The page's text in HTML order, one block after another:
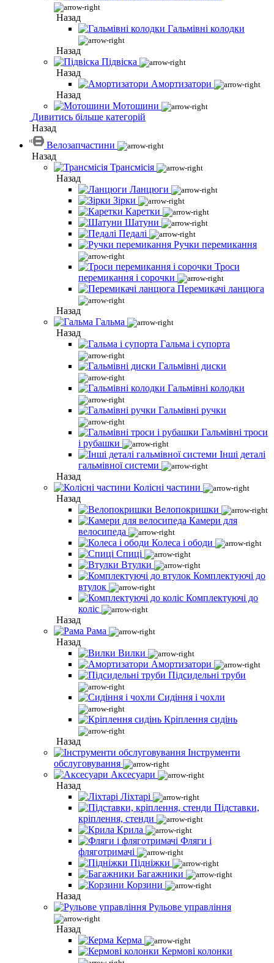
Назад
Гальмівні колодки
Назад
Підвіска
Назад
Амортизатори
Назад
Мотошини
Дивитись більше категорій
Назад
Велозапчастини
Назад
Трансмісія
Назад
Ланцюги
Зірки
Каретки
Шатуни
Педалі
Ручки перемикання
Троси
перемикання і сорочки
Перемикачі ланцюга
Назад
Гальма
Назад
Гальма і супорта
Гальмівні диски
Гальмівні колодки
Гальмівні ручки
Гальмівні троси
і рубашки
Інші деталі
гальмівної системи
Назад
Колісні частини
Назад
Велопокришки
Камери для
велосипеда
Колеса і ободи
Спиці
Втулки
Комплектуючі до
втулок
Комплектуючі до
коліс
Назад
Рама
Назад
Вилки
Амортизатори
Підсидельні труби
Сидіння і чохли
Кріплення сидінь
Назад
Інструменти
обслуговування
Аксесуари
Назад
Ліхтарі
Підставки,
кріплення, стенди
Крила
Фляги і
фляготримачі
Підніжки
Багажники
Корзини
Назад
Рульове управління
Назад
Керма
Кермові колонки